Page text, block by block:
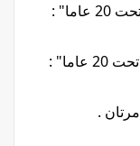
الكرة الذهبية لكأس العالم للشباب تحت 20 عاما" :
الحذاء الذهبي لكأس العالم للشباب تحت 20 عاما" :
.